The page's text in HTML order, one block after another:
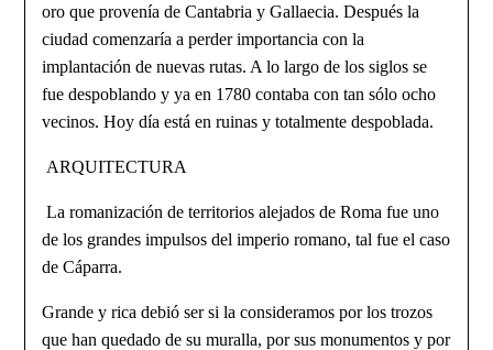
oro que provenía de Cantabria y Gallaecia. Después la
ciudad comenzaría a perder importancia con la
implantación de nuevas rutas. A lo largo de los siglos se
fue despoblando y ya en 1780 contaba con tan sólo ocho
vecinos. Hoy día está en ruinas y totalmente despoblada.
ARQUITECTURA
La romanización de territorios alejados de Roma fue uno
de los grandes impulsos del imperio romano, tal fue el caso
de Cáparra.
Grande y rica debió ser si la consideramos por los trozos
que han quedado de su muralla, por sus monumentos y por